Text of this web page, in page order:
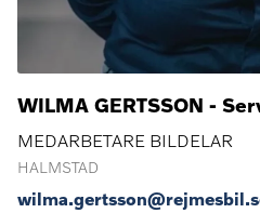
WILMA GERTSSON -
MEDARBETARE BILDELAR
HALMSTAD